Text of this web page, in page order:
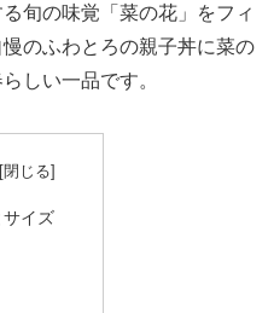
旬の味覚「菜の花」をフィ
のふわとろの親子丼に菜の
しい一品です。
イズ